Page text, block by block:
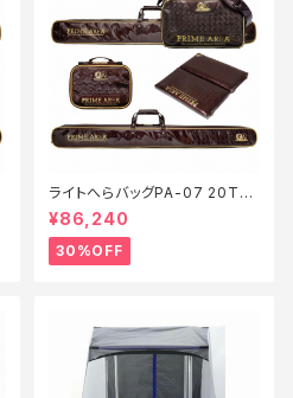
ライトへらバッグPA-07 20TH
ANNIVERSARY Aセット【特価
装備】【30】
¥86,240
30%OFF